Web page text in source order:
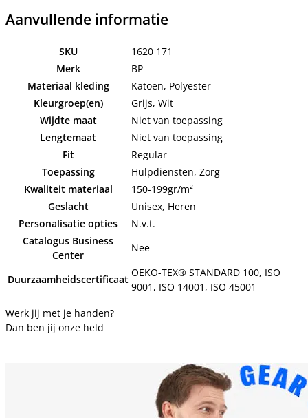
Aanvullende informatie
SKU
1620 171
Merk
BP
Materiaal kleding
Katoen, Polyester
Kleurgroep(en)
Grijs, Wit
Wijdte maat
Niet van toepassing
Lengtemaat
Niet van toepassing
Fit
Regular
Toepassing
Hulpdiensten, Zorg
Kwaliteit materiaal
150-199gr/m²
Geslacht
Unisex, Heren
Personalisatie opties
N.v.t.
Catalogus Business
Center
Nee
Duurzaamheidscertificaat
OEKO-TEX® STANDARD 100, ISO
9001, ISO 14001, ISO 45001
Werk jij met je handen?
Dan ben jij onze held